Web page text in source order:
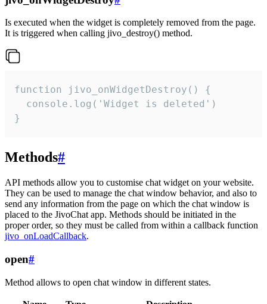
Is executed when the widget is completely removed from the page.
It is triggered when calling jivo_destroy() method.
function jivo_onWidgetDestroy() {
  console.log('Widget is deleted')
}
Methods#
API methods allow you to customise chat widget on your website.
They can be used to manage the chat window behavior, and also to
send any information from the page on which the chat window is
placed to the JivoChat app. Methods should be initiated in the
proper order, so they must be called from within a callback function
jivo_onLoadCallback.
open#
Method allows to open chat window in different states.